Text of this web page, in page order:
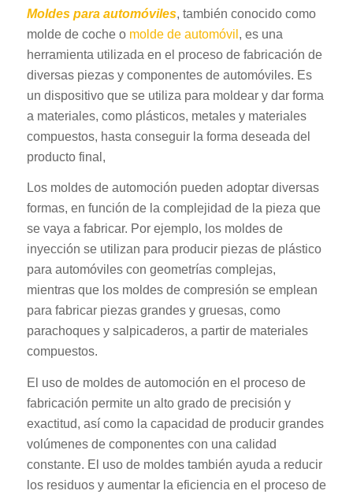
Moldes para automóviles, también conocido como
molde de coche o molde de automóvil , es una
herramienta utilizada en el proceso de fabricación de
diversas piezas y componentes de automóviles. Es
un dispositivo que se utiliza para moldear y dar forma
a materiales, como plásticos, metales y materiales
compuestos, hasta conseguir la forma deseada del
producto final,
Los moldes de automoción pueden adoptar diversas
formas, en función de la complejidad de la pieza que
se vaya a fabricar. Por ejemplo, los moldes de
inyección se utilizan para producir piezas de plástico
para automóviles con geometrías complejas,
mientras que los moldes de compresión se emplean
para fabricar piezas grandes y gruesas, como
parachoques y salpicaderos, a partir de materiales
compuestos.
El uso de moldes de automoción en el proceso de
fabricación permite un alto grado de precisión y
exactitud, así como la capacidad de producir grandes
volúmenes de componentes con una calidad
constante. El uso de moldes también ayuda a reducir
los residuos y aumentar la eficiencia en el proceso de